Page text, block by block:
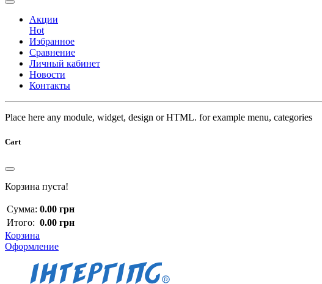
Акции
Hot
Избранное
Сравнение
Личный кабинет
Новости
Контакты
Place here any module, widget, design or HTML. for example menu, categories
Cart
Корзина пуста!
Сумма: 0.00 грн
Итого: 0.00 грн
Корзина
Оформление